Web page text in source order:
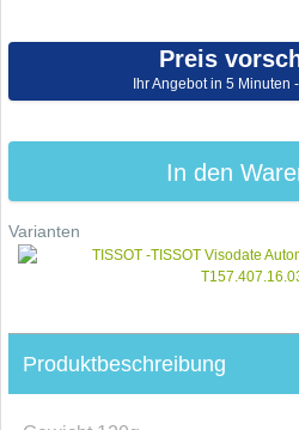
Preis
Ihr Angebot in 5 Minuten
In den
Varianten
Produktbeschreibung